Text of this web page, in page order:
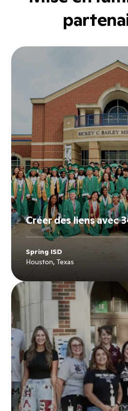
Créer des liens avec
Spring ISD
Houston, Texas
ExploreSpring ISD